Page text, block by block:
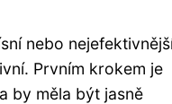
nebo
Prvním krokem je
by měla být jasně